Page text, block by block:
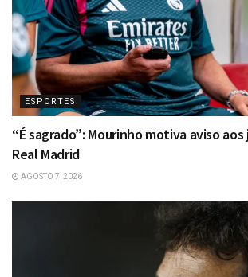
ESPORTES
“É sagrado”: Mourinho motiva aviso
Real Madrid
AGOSTO 7, 2026